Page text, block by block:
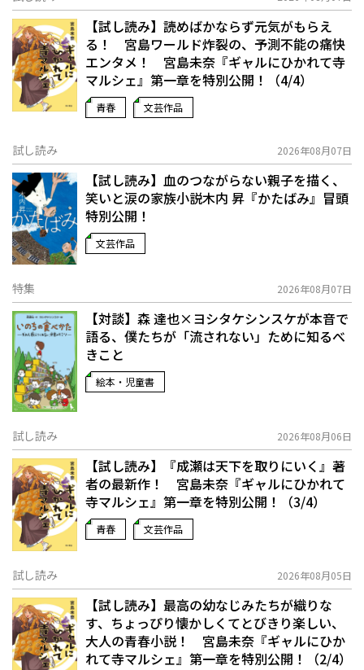
【試し読み】読めばかならず元気がもらえ
る！ 宮島ワールド炸裂の、予測不能の痛快
エンタメ！ 宮島未奈『ギャルにひかれて寺
マルシェ』第一章を特別公開！（4/4）
青春 文芸作品
試し読み 2026年08月07日
【試し読み】血のつながらない親子を描く、
笑いと涙の家族小説――木内 昇『かたばみ』冒頭
特別公開！
文芸作品
特集 2026年08月07日
【対談】森 達也×ヨシタケシンスケが本音で
語る、僕たちが「流されない」ために知るべ
きこと
絵本・児童書
試し読み 2026年08月06日
【試し読み】『成瀬は天下を取りにいく』著
者の最新作！ 宮島未奈『ギャルにひかれて
寺マルシェ』第一章を特別公開！（3/4）
青春 文芸作品
試し読み 2026年08月05日
【試し読み】最高の幼なじみたちが織りな
す、ちょっぴり懐かしくてとびきり楽しい、
大人の青春小説！ 宮島未奈『ギャルにひか
れて寺マルシェ』第一章を特別公開！（2/4）